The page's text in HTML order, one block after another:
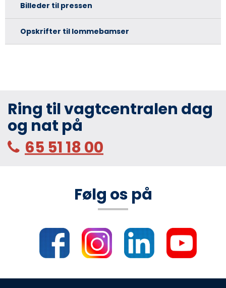
Billeder til pressen
Opskrifter til lommebamser
Ring til vagtcentralen dag
og nat på
65 51 18 00
Følg os på